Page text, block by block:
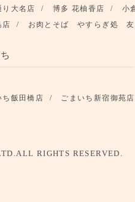
り大名店 博多 花柚香店
小
店
お肉とそば やすらぎ処
ち飯田橋店 ごまいち新宿御苑店
RIGHTS RESERVED.